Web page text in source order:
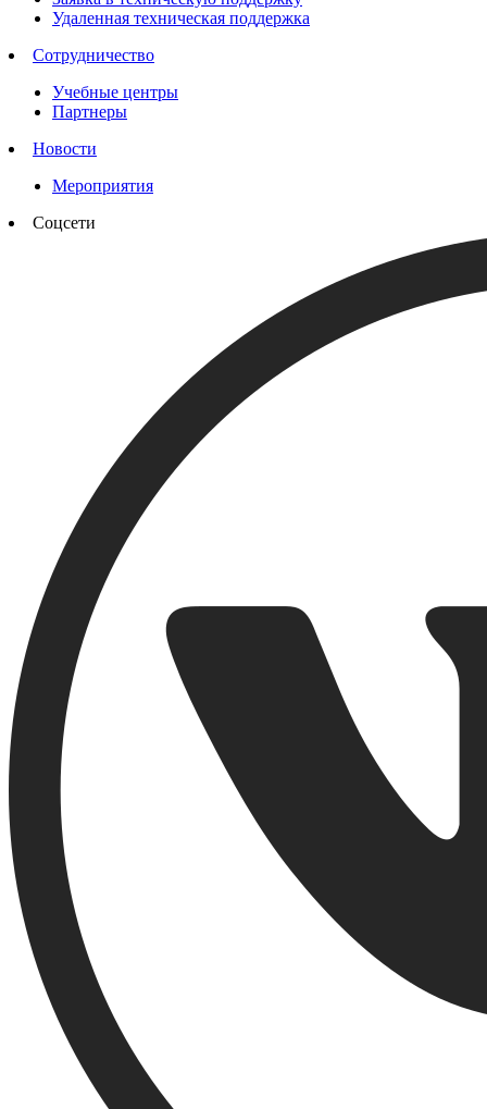
Удаленная техническая поддержка
Сотрудничество
Учебные центры
Партнеры
Новости
Мероприятия
Соцсети